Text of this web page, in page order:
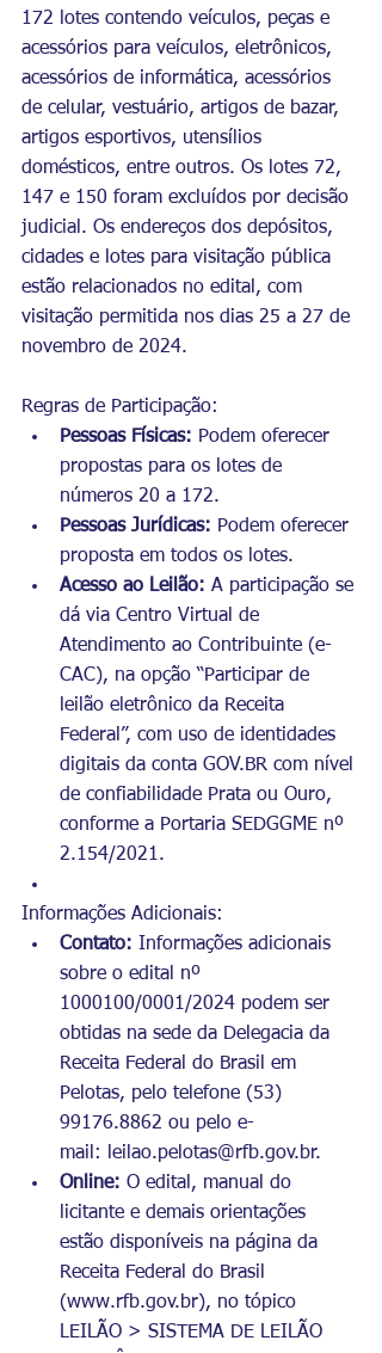
172 lotes contendo veículos, peças e
acessórios para veículos, eletrônicos,
acessórios de informática, acessórios
de celular, vestuário, artigos de bazar,
artigos esportivos, utensílios
domésticos, entre outros. Os lotes 72,
147 e 150 foram excluídos por decisão
judicial. Os endereços dos depósitos,
cidades e lotes para visitação pública
estão relacionados no edital, com
visitação permitida nos dias 25 a 27 de
novembro de 2024.
Regras de Participação:
Pessoas Físicas: Podem oferecer
propostas para os lotes de
números 20 a 172.
Pessoas Jurídicas: Podem oferecer
proposta em todos os lotes.
Acesso ao Leilão: A participação se
dá via Centro Virtual de
Atendimento ao Contribuinte (e-
CAC), na opção “Participar de
leilão eletrônico da Receita
Federal”, com uso de identidades
digitais da conta GOV.BR com nível
de confiabilidade Prata ou Ouro,
conforme a Portaria SEDGGME nº
2.154/2021.
Informações Adicionais:
Contato: Informações adicionais
sobre o edital nº
1000100/0001/2024 podem ser
obtidas na sede da Delegacia da
Receita Federal do Brasil em
Pelotas, pelo telefone (53)
99176.8862 ou pelo e-
mail:
leilao.pelotas@rfb.gov.br.
Online: O edital, manual do
licitante e demais orientações
estão disponíveis na página da
Receita Federal do Brasil
(www.rfb.gov.br), no tópico
LEILÃO > SISTEMA DE LEILÃO